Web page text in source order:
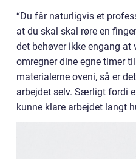
“Du får naturligvis et
at du skal skal røre en
det behøver ikke engang
omregner dine egne timer
materialerne oveni, så er
arbejdet selv. Særligt fordi
kunne klare arbejdet langt